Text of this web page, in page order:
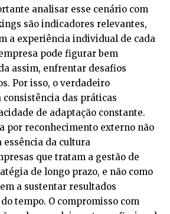
analisar esse cenário com
são indicadores relevantes,
a experiência individual de cada
pode figurar bem
assim, enfrentar desafios
Por isso, o verdadeiro
das práticas
de adaptação constante.
por reconhecimento externo não
essência da cultura
que tratam a gestão de
de longo prazo, e não como
a sustentar resultados
tempo. O compromisso com